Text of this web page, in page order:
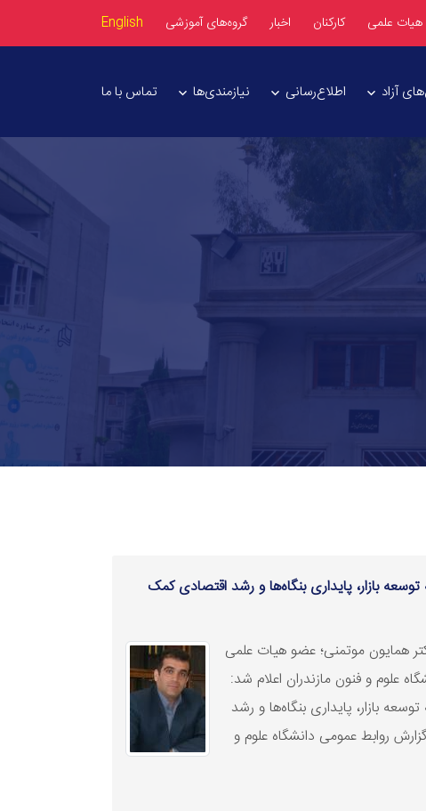
هیات علمی کارکنان اخبار گروه‌های آموزشی English
آزاد اطلاع‌رسانی نیازمندی‌ها تماس با ما
بازار، پایداری بنگاه‌ها و رشد اقتصادی کمک
همایون موتمنی؛ عضو هیات علمی
علوم و فنون مازندران اعلام شد:
بازار، پایداری بنگاه‌ها و رشد
روابط عمومی دانشگاه علوم و